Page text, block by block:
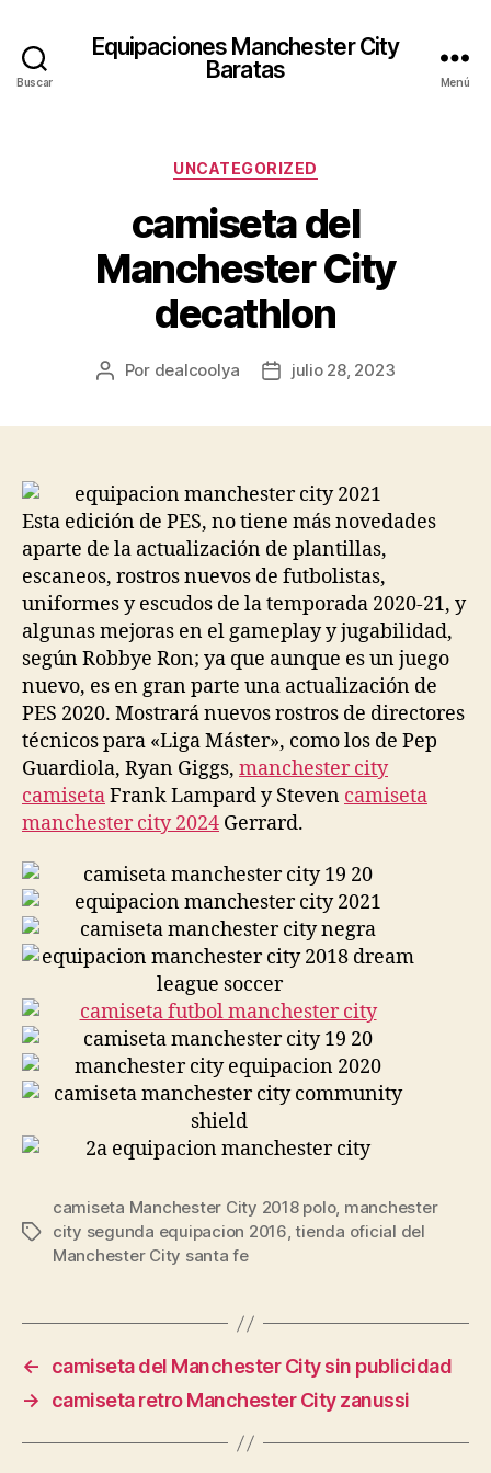
Buscar
Equipaciones Manchester City
Baratas
Menú
Categorías
UNCATEGORIZED
camiseta del
Manchester City
decathlon
Autor
Por dealcoolya
Fechajulio 28, 2023
Esta edición de PES, no tiene más novedades
aparte de la actualización de plantillas,
escaneos, rostros nuevos de futbolistas,
uniformes y escudos de la temporada 2020-21, y
algunas mejoras en el gameplay y jugabilidad,
según Robbye Ron; ya que aunque es un juego
nuevo, es en gran parte una actualización de
PES 2020. Mostrará nuevos rostros de directores
técnicos para «Liga Máster», como los de Pep
Guardiola, Ryan Giggs, manchester city
camisetaFrank Lampard y Steven camiseta
manchester city 2024 Gerrard.
Etiquetas
camiseta Manchester City 2018 polo, manchester
city segunda equipacion 2016,tienda oficial del
Manchester City santa fe
←
camiseta del Manchester City sin publicidad
→
camiseta retro Manchester City zanussi